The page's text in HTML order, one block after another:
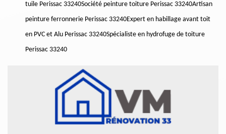
tuile Perissac 33240Société peinture toiture Perissac 33240Artisan
peinture ferronnerie Perissac 33240Expert en habillage avant toit
en PVC et Alu Perissac 33240Spécialiste en hydrofuge de toiture
Perissac 33240